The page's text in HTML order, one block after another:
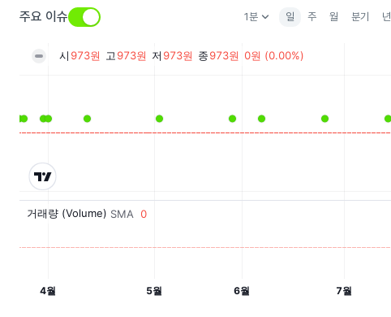
주요 이슈 1분keyboard_arrow_down 일 주 월 분기 년